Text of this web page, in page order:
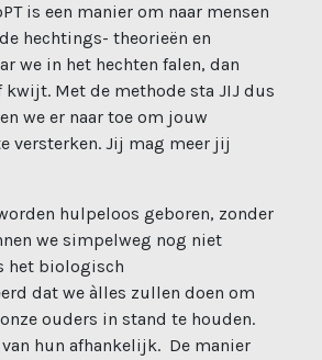
is een manier om naar mensen
hechtings- theorieën en
we in het hechten falen, dan
kwijt. Met de methode sta JIJ dus
we er naar toe om jouw
versterken. Jij mag meer jij
hulpeloos geboren, zonder
we simpelweg nog niet
het biologisch
dat we àlles zullen doen om
ouders in stand te houden.
hun afhankelijk. De manier